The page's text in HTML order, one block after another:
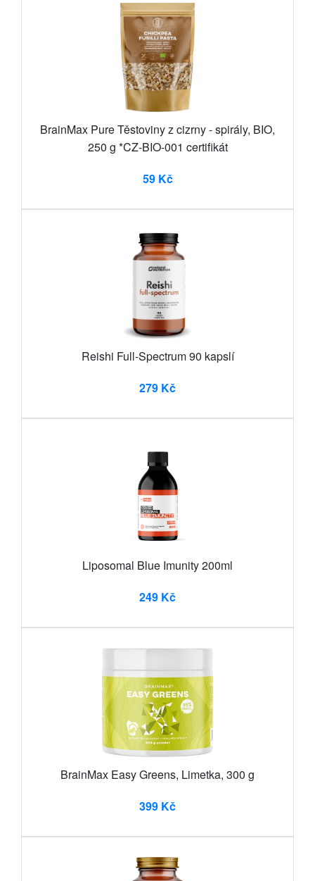
BrainMax Pure Těstoviny z cizrny - spirály, BIO,
250 g *CZ-BIO-001 certifikát
59 Kč
Reishi Full-Spectrum 90 kapslí
279 Kč
Liposomal Blue Imunity 200ml
249 Kč
BrainMax Easy Greens, Limetka, 300 g
399 Kč